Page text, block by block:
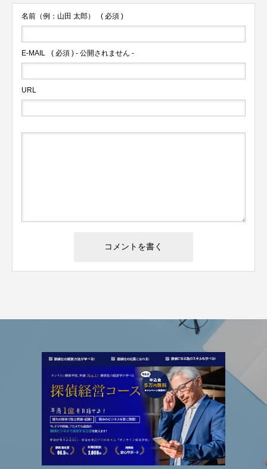
名前（例：山田 太郎） ( 必須 )
E-MAIL ( 必須 ) - 公開されません -
URL